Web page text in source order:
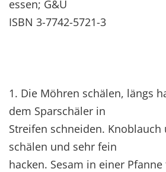
essen; G&U
ISBN 3-7742-5721-3
1. Die Möhren schälen, längs
dem Sparschäler in
Streifen schneiden. Knoblauch
schälen und sehr fein
hacken. Sesam in einer